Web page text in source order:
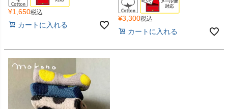
¥1,650税込
カートに入れる
¥3,300税込
カートに入れる